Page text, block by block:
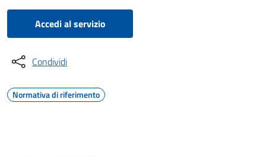
Accedi al servizio
Condividi
Normativa di riferimento